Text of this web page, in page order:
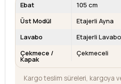
Ebat
105 cm
Üst Modül
Etajerli Ayna
Lavabo
Etajerli Lavabo
Çekmece /
Kapak
Çekmeceli
Kargo teslim süreleri, kargoya